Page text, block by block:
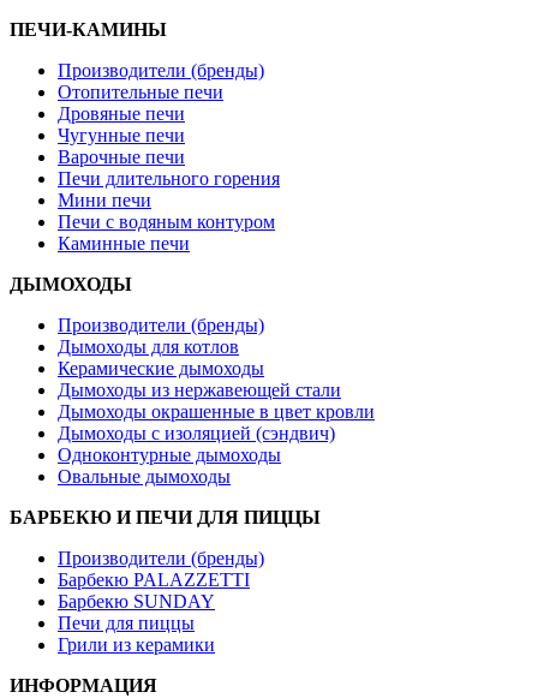
ПЕЧИ-КАМИНЫ
Производители (бренды)
Отопительные печи
Дровяные печи
Чугунные печи
Варочные печи
Печи длительного горения
Мини печи
Печи с водяным контуром
Каминные печи
ДЫМОХОДЫ
Производители (бренды)
Дымоходы для котлов
Керамические дымоходы
Дымоходы из нержавеющей стали
Дымоходы окрашенные в цвет кровли
Дымоходы с изоляцией (сэндвич)
Одноконтурные дымоходы
Овальные дымоходы
БАРБЕКЮ И ПЕЧИ ДЛЯ ПИЦЦЫ
Производители (бренды)
Барбекю PALAZZETTI
Барбекю SUNDAY
Печи для пиццы
Грили из керамики
ИНФОРМАЦИЯ